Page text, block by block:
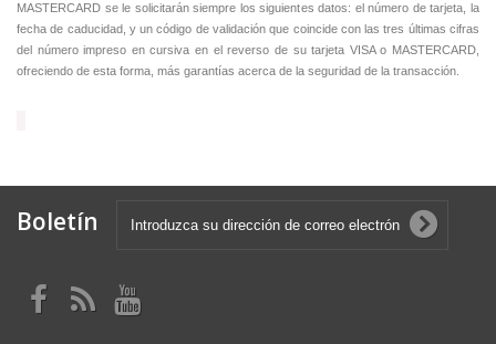
MASTERCARD se le solicitarán siempre los siguientes datos: el número de tarjeta, la
fecha de caducidad, y un código de validación que coincide con las tres últimas cifras
del número impreso en cursiva en el reverso de su tarjeta VISA o MASTERCARD,
ofreciendo de esta forma, más garantías acerca de la seguridad de la transacción.
Boletín